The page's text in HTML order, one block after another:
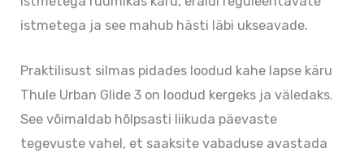
istmetega ja see mahub hästi läbi ukseavade.
Praktilisust silmas pidades loodud kahe lapse käru
Thule Urban Glide 3 on loodud kergeks ja väledaks.
See võimaldab hõlpsasti liikuda päevaste
tegevuste vahel, et saaksite vabaduse avastada